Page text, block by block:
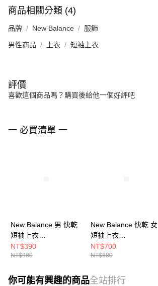
商品相關分類 (4)
品牌 New Balance 服飾
男性商品 上衣 短袖上衣
評價
喜歡這個商品嗎？購買後給他一個好評吧
一 必買清單 一
New Balance 男 快乾
短袖上衣
MT41071DEK-F
NT$390
NT$980
New Balance 快乾 女
短袖上衣
WT41222BK-F
NT$700
NT$880
你可能有興趣的商品全站排行